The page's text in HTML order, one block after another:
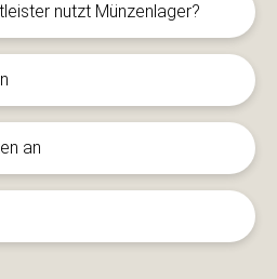
nutzt Münzenlager?
an